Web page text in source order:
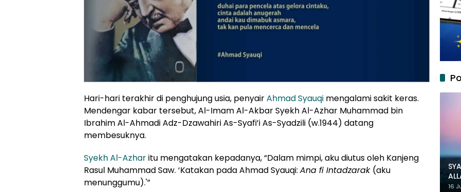
Hari-hari terakhir di penghujung usia, penyairAhmad Syauqi mengalami sakit keras.
Mendengar kabar tersebut, Al-Imam Al-Akbar Syekh Al-Azhar Muhammad bin
Ibrahim Al-Ahmadi Adz-Dzawahiri As-Syafi’i As-Syadzili (w.1944) datang
membesuknya.
Syekh Al-Azharitu mengatakan kepadanya, “Dalam mimpi, aku diutus oleh Kanjeng
Rasul Muhammad Saw. ‘Katakan pada Ahmad Syauqi: Ana fi Intadzarak (aku
menunggumu).'”
16